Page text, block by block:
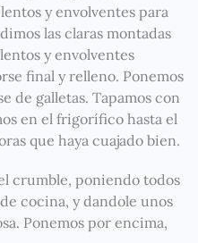
y envolventes para
las claras montadas
y envolventes
final y relleno. Ponemos
de galletas. Tapamos con
en el frigorífico hasta el
que haya cuajado bien.
crumble, poniendo todos
cocina, y dandole unos
Ponemos por encima,